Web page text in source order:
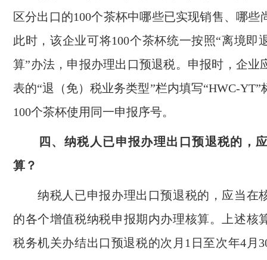
区分出口的100个茶杯中哪些已实现销售、哪些
此时，该企业可将100个茶杯统一按照“离境即
算”办法，申报办理出口预退税。申报时，企业
表的“退（免）税业务类型”栏内填写“HWC-YT”
100个茶杯使用同一申报序号。
四、纳税人已申报办理出口预退税的，
算？
纳税人已申报办理出口预退税的，应当在
的各个增值税纳税申报期内办理核算。上述核
税务机关办结出口预退税的次月1日至次年4月